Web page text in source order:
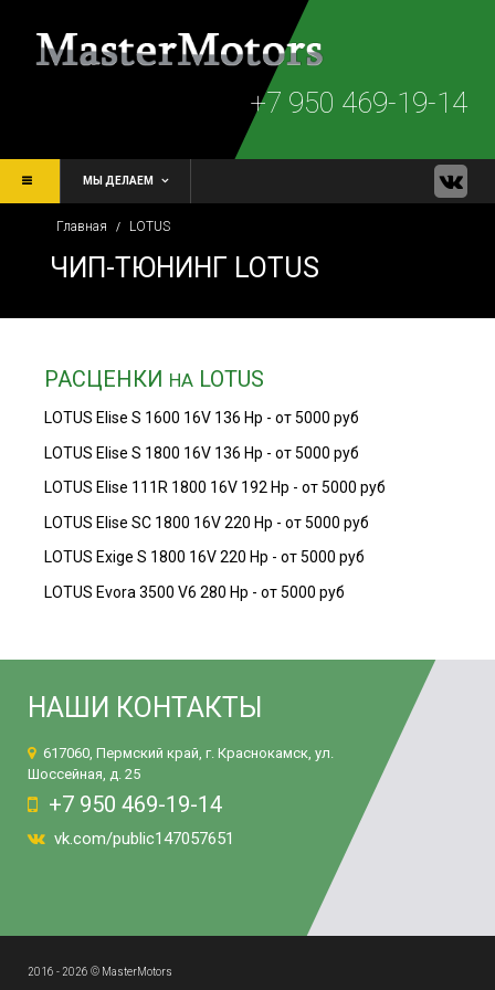
+7 950 469-19-14
МЫ ДЕЛАЕМ
Главная / LOTUS
ЧИП-ТЮНИНГ LOTUS
РАСЦЕНКИ НА LOTUS
LOTUS Elise S 1600 16V 136 Hp - от 5000 руб
LOTUS Elise S 1800 16V 136 Hp - от 5000 руб
LOTUS Elise 111R 1800 16V 192 Hp - от 5000 руб
LOTUS Elise SC 1800 16V 220 Hp - от 5000 руб
LOTUS Exige S 1800 16V 220 Hp - от 5000 руб
LOTUS Evora 3500 V6 280 Hp - от 5000 руб
НАШИ КОНТАКТЫ
617060, Пермский край, г. Краснокамск, ул.
Шоссейная, д. 25
+7 950 469-19-14
vk.com/public147057651
2016 - 2026 © MasterMotors